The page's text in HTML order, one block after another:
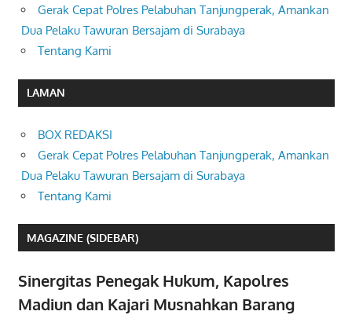
Gerak Cepat Polres Pelabuhan Tanjungperak, Amankan
Dua Pelaku Tawuran Bersajam di Surabaya
Tentang Kami
LAMAN
BOX REDAKSI
Gerak Cepat Polres Pelabuhan Tanjungperak, Amankan
Dua Pelaku Tawuran Bersajam di Surabaya
Tentang Kami
MAGAZINE (SIDEBAR)
Sinergitas Penegak Hukum, Kapolres
Madiun dan Kajari Musnahkan Barang